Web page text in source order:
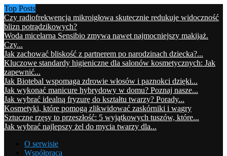
Top Posts
Czy radiofrekwencja mikroigłowa skutecznie redukuje widoczność
blizn potrądzikowych?
Woda micelarna Sensibio zmywa nawet najmocniejszy makijaż.
Czy...
Jak zachować bliskość z partnerem po narodzinach dziecka?...
Kluczowe standardy higieniczne dla salonów kosmetycznych: Jak
zapewnić...
Jak Biotebal wspomaga zdrowie włosów i paznokci dzięki...
Jak wykonać manicure hybrydowy w domu? Poznaj nasze...
Jak wybrać idealną fryzurę do kształtu twarzy? Porady...
Kosmetyki, które pomogą zlikwidować zaskórniki i wągry
Sztuczne rzęsy to przeszłość: 5 wyjątkowych tuszów, które...
Jak wybrać najlepszy żel do mycia twarzy dla...
O serwisie
Współpraca